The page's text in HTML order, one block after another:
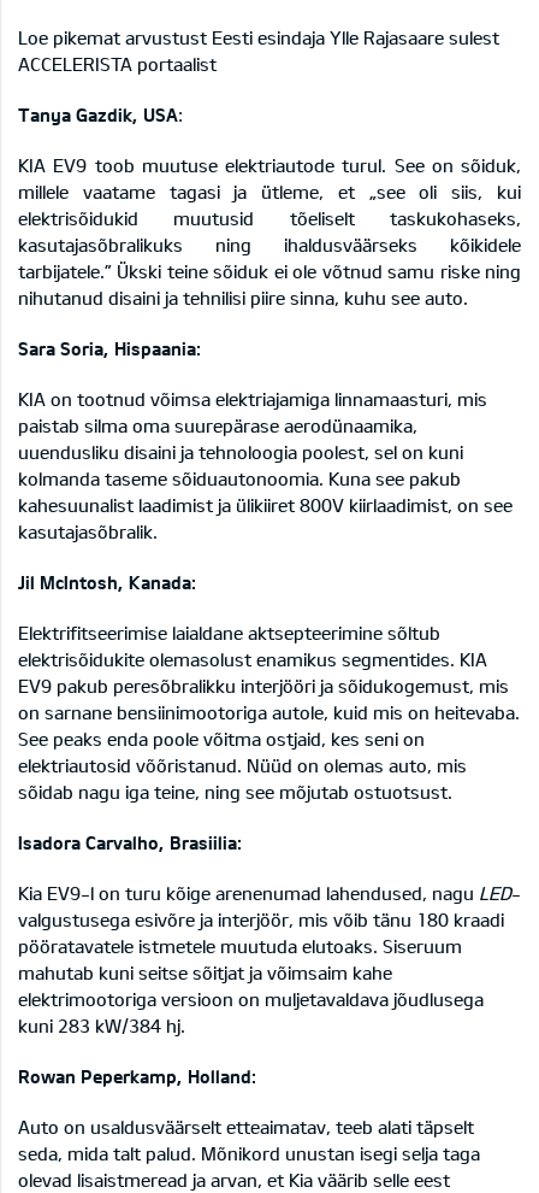
Loe pikemat arvustust Eesti esindaja Ylle Rajasaare sulest
ACCELERISTA portaalist
Tanya Gazdik, USA:
KIA EV9 toob muutuse elektriautode turul. See on sõiduk,
millele vaatame tagasi ja ütleme, et „see oli siis, kui
elektrisõidukid muutusid tõeliselt taskukohaseks,
kasutajasõbralikuks ning ihaldusväärseks kõikidele
tarbijatele.” Ükski teine sõiduk ei ole võtnud samu riske ning
nihutanud disaini ja tehnilisi piire sinna, kuhu see auto.
Sara Soria, Hispaania:
KIA on tootnud võimsa elektriajamiga linnamaasturi, mis
paistab silma oma suurepärase aerodünaamika,
uuendusliku disaini ja tehnoloogia poolest, sel on kuni
kolmanda taseme sõiduautonoomia. Kuna see pakub
kahesuunalist laadimist ja ülikiiret 800V kiirlaadimist, on see
kasutajasõbralik.
Jil McIntosh, Kanada:
Elektrifitseerimise laialdane aktsepteerimine sõltub
elektrisõidukite olemasolust enamikus segmentides. KIA
EV9 pakub peresõbralikku interjööri ja sõidukogemust, mis
on sarnane bensiinimootoriga autole, kuid mis on heitevaba.
See peaks enda poole võitma ostjaid, kes seni on
elektriautosid võõristanud. Nüüd on olemas auto, mis
sõidab nagu iga teine, ning see mõjutab ostuotsust.
Isadora Carvalho, Brasiilia:
Kia EV9-l on turu kõige arenenumad lahendused, nagu LED-
valgustusega esivõre ja interjöör, mis võib tänu 180 kraadi
pööratavatele istmetele muutuda elutoaks. Siseruum
mahutab kuni seitse sõitjat ja võimsaim kahe
elektrimootoriga versioon on muljetavaldava jõudlusega
kuni 283 kW/384 hj.
Rowan Peperkamp, Holland:
Auto on usaldusväärselt etteaimatav, teeb alati täpselt
seda, mida talt palud. Mõnikord unustan isegi selja taga
olevad lisaistmeread ja arvan, et Kia väärib selle eest